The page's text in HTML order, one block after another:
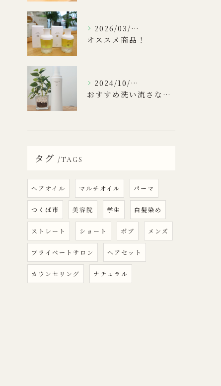
2026/03/17
オススメ商品！
2024/10/16
おすすめ洗い流さないトリートメント
タグ TAGS
ヘアオイル マルチオイル パーマ
つくば市 美容院 学生 白髪染め
ストレート ショート ボブ メンズ
プライベートサロン ヘアセット
カウンセリング ナチュラル